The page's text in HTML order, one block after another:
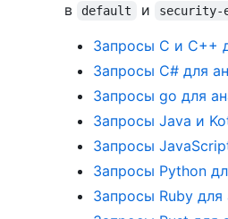
в
default и security-
Запросы C и C++
Запросы C# для
Запросы go для
Запросы Java и
Запросы
Запросы Python
Запросы Ruby для